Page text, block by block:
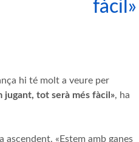
fàcil»
hi té molt a veure per
jugant, tot serà més fàcil», ha
ascendent. «Estem amb ganes